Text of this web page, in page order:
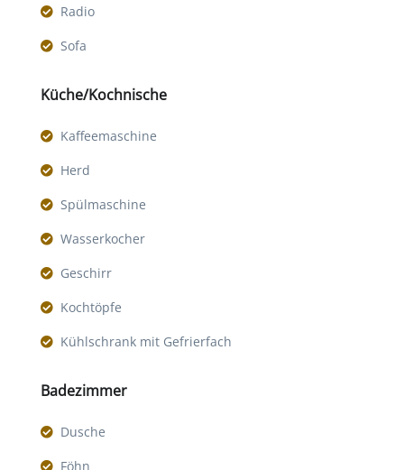
Radio
Sofa
Küche/Kochnische
Kaffeemaschine
Herd
Spülmaschine
Wasserkocher
Geschirr
Kochtöpfe
Kühlschrank mit Gefrierfach
Badezimmer
Dusche
Föhn